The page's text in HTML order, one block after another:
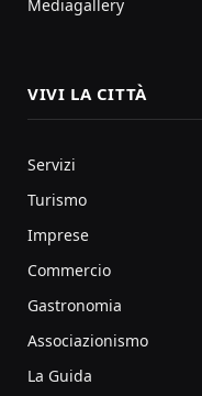
Mediagallery
VIVI LA CITTÀ
Servizi
Turismo
Imprese
Commercio
Gastronomia
Associazionismo
La Guida